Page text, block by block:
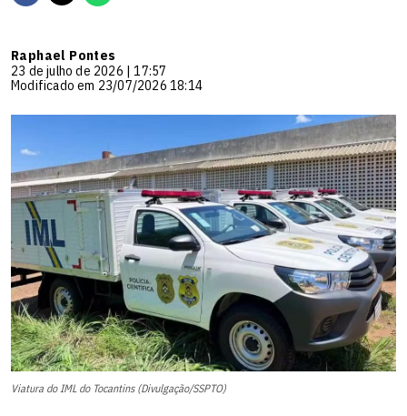
Raphael Pontes
23 de julho de 2026 | 17:57
Modificado em 23/07/2026 18:14
Viatura do IML do Tocantins (Divulgação/SSPTO)